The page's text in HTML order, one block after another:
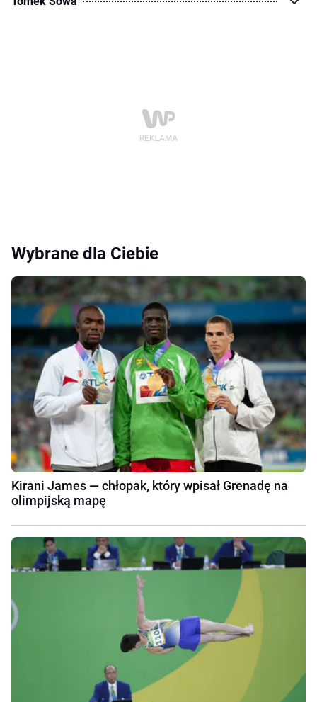
Wybrane dla Ciebie
Kirani James — chłopak, który wpisał Grenadę na
olimpijską mapę